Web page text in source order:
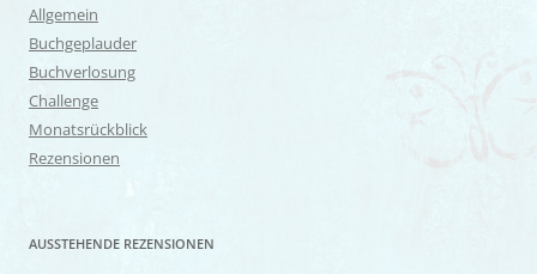
Allgemein
Buchgeplauder
Buchverlosung
Challenge
Monatsrückblick
Rezensionen
AUSSTEHENDE REZENSIONEN